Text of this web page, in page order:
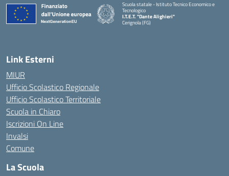
Scuola statale - Istituto Tecnico Economico e
Tecnologico
I.T.E.T. "Dante Alighieri"
Cerignola (FG)
— Visita la pagina iniziale della scuola
Link Esterni
MIUR
Ufficio Scolastico Regionale
Ufficio Scolastico Territoriale
Scuola in Chiaro
Iscrizioni On Line
Invalsi
Comune
La Scuola